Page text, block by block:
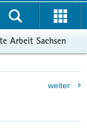
Arbeit Sachsen
weiter